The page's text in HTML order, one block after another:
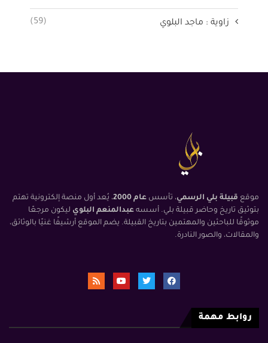
زاوية : ماجد البلوي (59)
موقع قبيلة بلي الرسمي، تأسس عام 2000
، يُعد أول منصة إلكترونية تهتم
بتوثيق تاريخ وحاضر قبيلة بلي. أسسه عبدالمنعم البلوي ليكون مرجعًا
موثوقًا للباحثين والمهتمين بتاريخ القبيلة. يضم الموقع أرشيفًا غنيًا بالوثائق،
والمقالات، والصور النادرة.
روابط مهمة